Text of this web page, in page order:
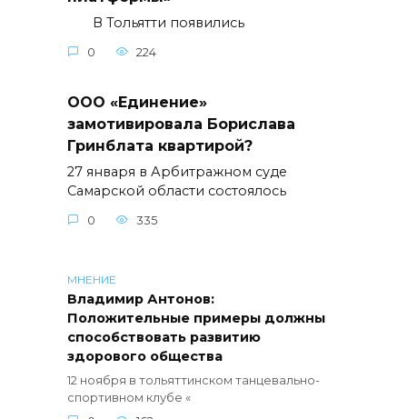
В Тольятти появились
0 224
ООО «Единение»
замотивировала Борислава
Гринблата квартирой?
27 января в Арбитражном суде
Самарской области состоялось
0 335
МНЕНИЕ
Владимир Антонов:
Положительные примеры должны
способствовать развитию
здорового общества
12 ноября в тольяттинском танцевально-
спортивном клубе «